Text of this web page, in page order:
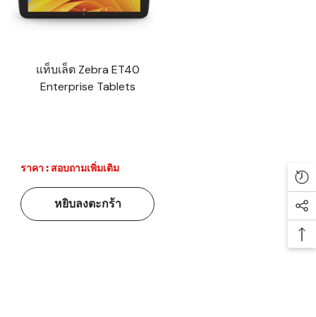
แท็บเล็ต Zebra ET40
Enterprise Tablets
ราคา : สอบถามเพิ่มเติม
หยิบลงตะกร้า